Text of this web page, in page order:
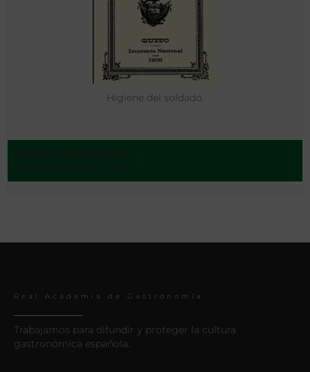
Higiene del soldado.
Real Academia de Gastronomía
Trabajamos para difundir y proteger la cultura
gastronómica española.